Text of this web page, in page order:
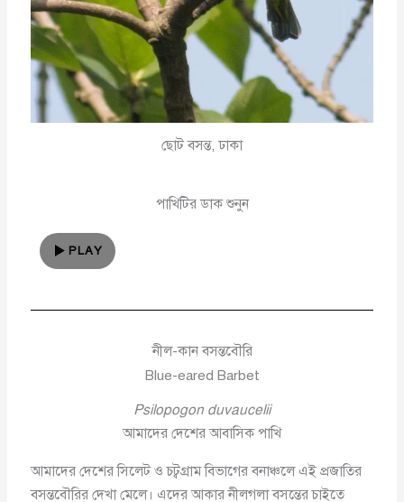
ছোট বসন্ত, ঢাকা
পাখিটির ডাক শুনুন
PLAY
নীল-কান বসন্তবৌরি
Blue-eared Barbet
Psilopogon duvaucelii
আমাদের দেশের আবাসিক পাখি
আমাদের দেশের সিলেট ও চট্বগ্রাম বিভাগের বনাঞ্চলে এই প্রজাতির
বসন্তবৌরির দেখা মেলে। এদের আকার নীলগলা বসন্তের চাইতে